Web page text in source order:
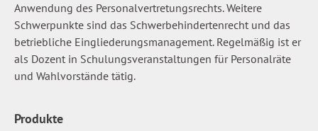
Anwendung des Personalvertretungsrechts. Weitere
Schwerpunkte sind das Schwerbehindertenrecht und das
betriebliche Eingliederungsmanagement. Regelmäßig ist er
als Dozent in Schulungsveranstaltungen für Personalräte
und Wahlvorstände tätig.
Produkte